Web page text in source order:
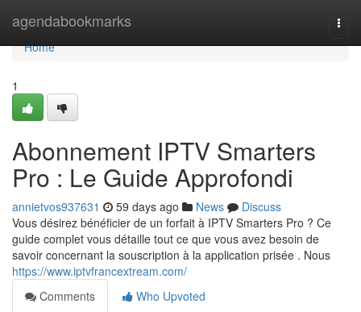
agendabookmarks
Home
Home
1
Abonnement IPTV Smarters
Pro : Le Guide Approfondi
annietvos937631 59 days ago News
Discuss
Vous désirez bénéficier de un forfait à IPTV Smarters Pro ? Ce
guide complet vous détaille tout ce que vous avez besoin de
savoir concernant la souscription à la application prisée . Nous
https://www.iptvfrancextream.com/
Comments
Who Upvoted